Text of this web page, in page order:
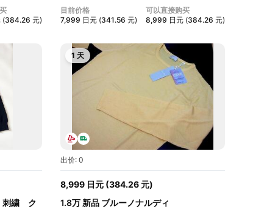
(384.26 元)
BrunoNaldi...
目前价格
7,999 日元 (341.56 元)
可以直接购买
8,999 日元 (384.26 元)
刺繍 ク
1 天
出价: 0
8,999 日元 (384.26 元)
1.8万 新品 ブルーノナルディ